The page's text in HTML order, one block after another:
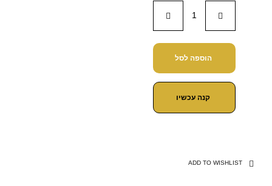
הוספה לסל
קנה עכשיו
ADD TO WISHLIST